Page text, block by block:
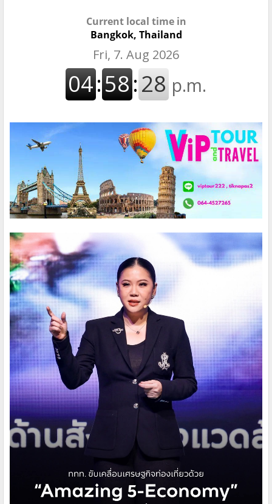
Current local time in
Bangkok, Thailand